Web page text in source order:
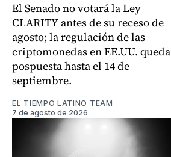
El Senado no votará la Ley
CLARITY antes de su receso de
agosto; la regulación de las
criptomonedas en EE.UU. queda
pospuesta hasta el 14 de
septiembre.
EL TIEMPO LATINO TEAM
7 de agosto de 2026